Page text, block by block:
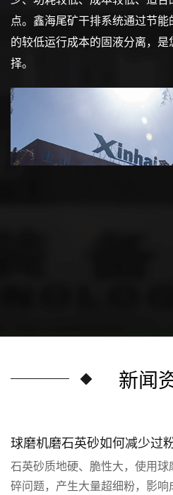
点。鑫海尾矿干排系统通过节
的较低运行成本的固液分离，
择。
新闻
球磨机磨石英砂如何减少过
石英砂质地硬、脆性大，使用
碎问题，产生大量超细粉，影